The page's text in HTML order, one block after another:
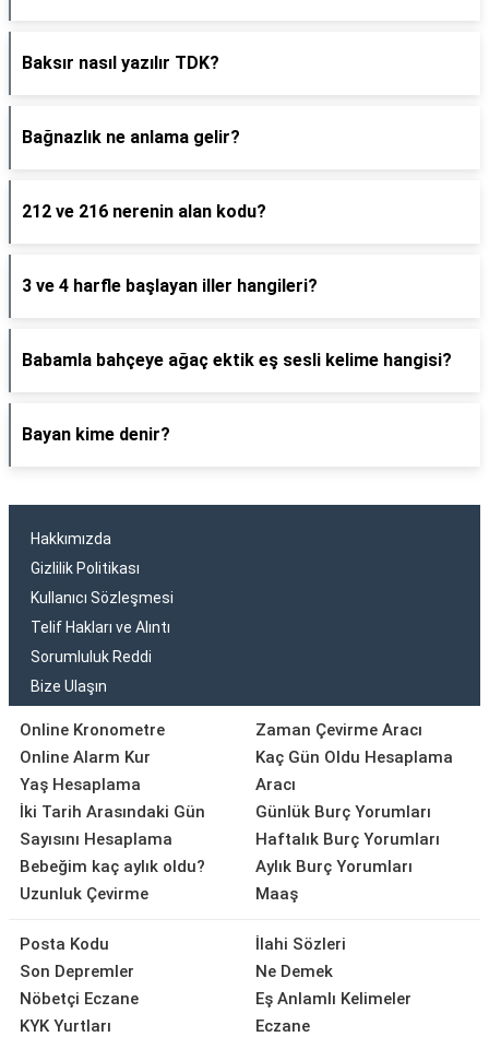
Baksır nasıl yazılır TDK?
Bağnazlık ne anlama gelir?
212 ve 216 nerenin alan kodu?
3 ve 4 harfle başlayan iller hangileri?
Babamla bahçeye ağaç ektik eş sesli kelime hangisi?
Bayan kime denir?
Hakkımızda
Gizlilik Politikası
Kullanıcı Sözleşmesi
Telif Hakları ve Alıntı
Sorumluluk Reddi
Bize Ulaşın
Online Kronometre
Online Alarm Kur
Yaş Hesaplama
İki Tarih Arasındaki Gün
Sayısını Hesaplama
Bebeğim kaç aylık oldu?
Uzunluk Çevirme
Zaman Çevirme Aracı
Kaç Gün Oldu Hesaplama
Aracı
Günlük Burç Yorumları
Haftalık Burç Yorumları
Aylık Burç Yorumları
Maaş
Posta Kodu
Son Depremler
Nöbetçi Eczane
KYK Yurtları
İlahi Sözleri
Ne Demek
Eş Anlamlı Kelimeler
Eczane